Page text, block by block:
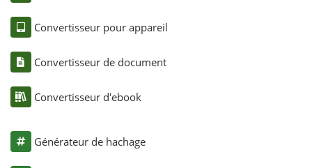
Convertisseur pour appareil
Convertisseur de document
Convertisseur d'ebook
Générateur de hachage